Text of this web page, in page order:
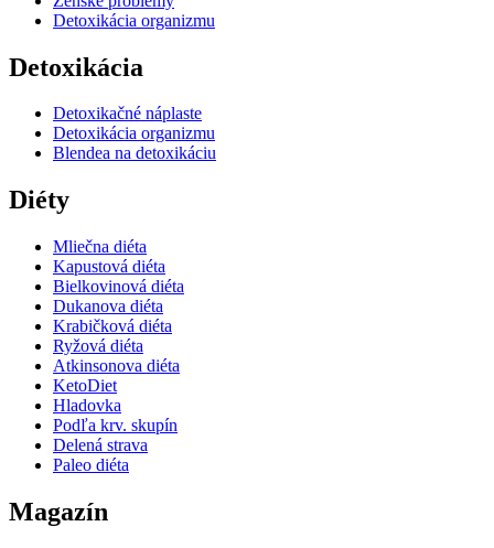
Detoxikácia organizmu
Detoxikácia
Detoxikačné náplaste
Detoxikácia organizmu
Blendea na detoxikáciu
Diéty
Mliečna diéta
Kapustová diéta
Bielkovinová diéta
Dukanova diéta
Krabičková diéta
Ryžová diéta
Atkinsonova diéta
KetoDiet
Hladovka
Podľa krv. skupín
Delená strava
Paleo diéta
Magazín